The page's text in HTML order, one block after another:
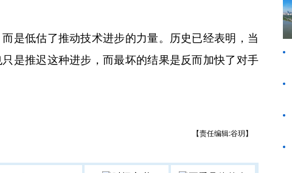
低估了推动技术进步的力量。历史已经表明，当
是推迟这种进步，而最坏的结果是反而加快了对手
【责任编辑:谷玥】